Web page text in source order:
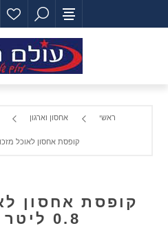
ראשי אחסון וארגון
קופסת אחסון לאוכל מזכוכית 0.8 ליטר
קופסת אחסון
0.8 ליטר מלבני